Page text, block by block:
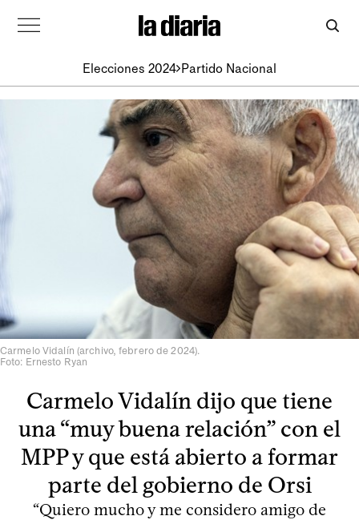
Elecciones 2024 Partido Nacional
Carmelo Vidalín (archivo, febrero de 2024).
Foto: Ernesto Ryan
Carmelo Vidalín dijo que tiene
una “muy buena relación” con el
MPP y que está abierto a formar
parte del gobierno de Orsi
“Quiero mucho y me considero amigo de